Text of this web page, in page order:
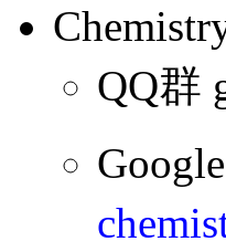
QQ群